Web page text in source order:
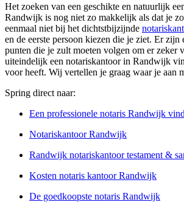
Het zoeken van een geschikte en natuurlijk
Randwijk is nog niet zo makkelijk als dat je
eenmaal niet bij het dichtstbijzijnde
en de eerste persoon kiezen die je ziet. Er zijn
punten die je zult moeten volgen om er zeker
uiteindelijk een notariskantoor in Randwijk
voor heeft. Wij vertellen je graag waar je aan
Spring direct naar:
Een professionele notaris Randwijk
Notariskantoor Randwijk
Randwijk notariskantoor testament &
Kosten notaris kantoor Randwijk
De goedkoopste notaris Randwijk